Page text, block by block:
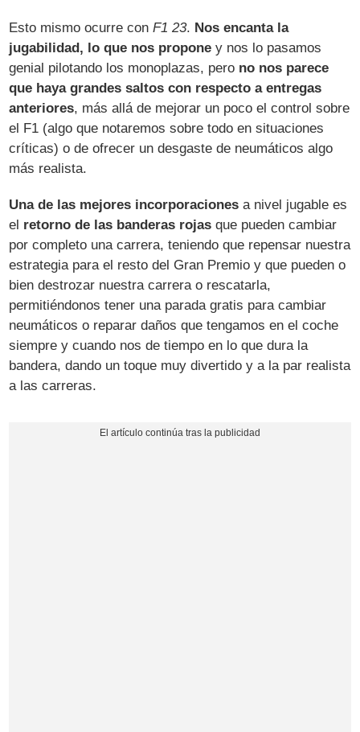
Esto mismo ocurre conF1 23. Nos encanta la
jugabilidad, lo que nos propone y nos lo pasamos
genial pilotando los monoplazas, pero no nos parece
que haya grandes saltos con respecto a entregas
anteriores, más allá de mejorar un poco el control sobre
el F1 (algo que notaremos sobre todo en situaciones
críticas) o de ofrecer un desgaste de neumáticos algo
más realista.
Una de las mejores incorporaciones a nivel jugable es
el retorno de las banderas rojas que pueden cambiar
por completo una carrera, teniendo que repensar nuestra
estrategia para el resto del Gran Premio y que pueden o
bien destrozar nuestra carrera o rescatarla,
permitiéndonos tener una parada gratis para cambiar
neumáticos o reparar daños que tengamos en el coche
siempre y cuando nos de tiempo en lo que dura la
bandera, dando un toque muy divertido y a la par realista
a las carreras.